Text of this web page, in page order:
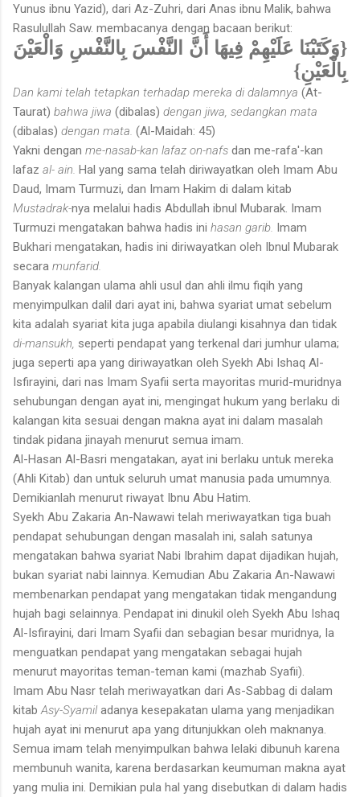
Yunus ibnu Yazid), dari Az-Zuhri, dari Anas ibnu Malik, bahwa
Rasulullah Saw. membacanya dengan bacaan berikut:
{وَكَتَبْنَا عَلَيْهِمْ فِيهَا أَنَّ النَّفْسَ بِالنَّفْسِ وَالْعَيْنَ
بِالْعَيْنِ}
Dan kami telah tetapkan terhadap mereka di dalamnya (At-
Taurat) bahwa jiwa (dibalas) dengan jiwa, sedangkan mata
(dibalas) dengan mata. (Al-Maidah: 45)
Yakni dengan me-nasab-kan lafaz on-nafs dan me-rafa'-kan
lafaz al- ain. Hal yang sama telah diriwayatkan oleh Imam Abu
Daud, Imam Turmuzi, dan Imam Hakim di dalam kitab
Mustadrak-nya melalui hadis Abdullah ibnul Mubarak. Imam
Turmuzi mengatakan bahwa hadis ini hasan garib. Imam
Bukhari mengatakan, hadis ini diriwayatkan oleh Ibnul Mubarak
secara munfarid.
Banyak kalangan ulama ahli usul dan ahli ilmu fiqih yang
menyimpulkan dalil dari ayat ini, bahwa syariat umat sebelum
kita adalah syariat kita juga apabila diulangi kisahnya dan tidak
di-mansukh, seperti pendapat yang terkenal dari jumhur ulama;
juga seperti apa yang diriwayatkan oleh Syekh Abi Ishaq Al-
Isfirayini, dari nas Imam Syafii serta mayoritas murid-muridnya
sehubungan dengan ayat ini, mengingat hukum yang berlaku di
kalangan kita sesuai dengan makna ayat ini dalam masalah
tindak pidana jinayah menurut semua imam.
Al-Hasan Al-Basri mengatakan, ayat ini berlaku untuk mereka
(Ahli Kitab) dan untuk seluruh umat manusia pada umumnya.
Demikianlah menurut riwayat Ibnu Abu Hatim.
Syekh Abu Zakaria An-Nawawi telah meriwayatkan tiga buah
pendapat sehubungan dengan masalah ini, salah satunya
mengatakan bahwa syariat Nabi Ibrahim dapat dijadikan hujah,
bukan syariat nabi lainnya. Kemudian Abu Zakaria An-Nawawi
membenarkan pendapat yang mengatakan tidak mengandung
hujah bagi selainnya. Pendapat ini dinukil oleh Syekh Abu Ishaq
Al-Isfirayini, dari Imam Syafii dan sebagian besar muridnya, Ia
menguatkan pendapat yang mengatakan sebagai hujah
menurut mayoritas teman-teman kami (mazhab Syafii).
Imam Abu Nasr telah meriwayatkan dari As-Sabbag di dalam
ki­tab Asy-Syamiladanya kesepakatan ulama yang menjadikan
hujah ayat ini menurut apa yang ditunjukkan oleh maknanya.
Semua imam telah menyimpulkan bahwa lelaki dibunuh karena
membunuh wanita, karena berdasarkan keumuman makna ayat
yang mulia ini. Demikian pula hal yang disebutkan di dalam hadis